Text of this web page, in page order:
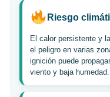
Riesgo
El calor persistente y
el peligro en varias
ignición puede
viento y baja humedad.